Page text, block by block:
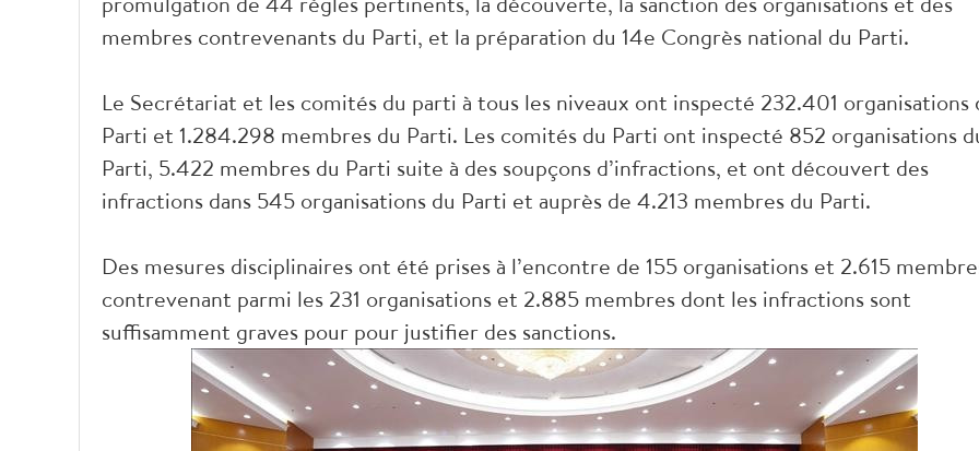
membres contrevenants du Parti, et la préparation du 14e Congrès national du Parti.
Le Secrétariat et les comités du parti à tous les niveaux ont inspecté 232.401 organisations
Parti et 1.284.298 membres du Parti. Les comités du Parti ont inspecté 852 organisations
Parti, 5.422 membres du Parti suite à des soupçons d’infractions, et ont découvert des
infractions dans 545 organisations du Parti et auprès de 4.213 membres du Parti.
Des mesures disciplinaires ont été prises à l’encontre de 155 organisations et 2.615
contrevenant parmi les 231 organisations et 2.885 membres dont les infractions sont
suffisamment graves pour pour justifier des sanctions.